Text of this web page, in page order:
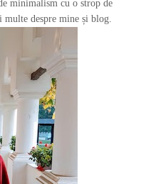
minimalism cu o strop de
multe despre mine și blog.